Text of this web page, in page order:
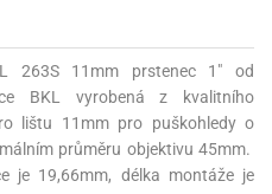
263S 11mm prstenec 1" od
BKL vyrobená z kvalitního
lištu 11mm pro puškohledy o
průměru objektivu 45mm.
je 19,66mm, délka montáže je